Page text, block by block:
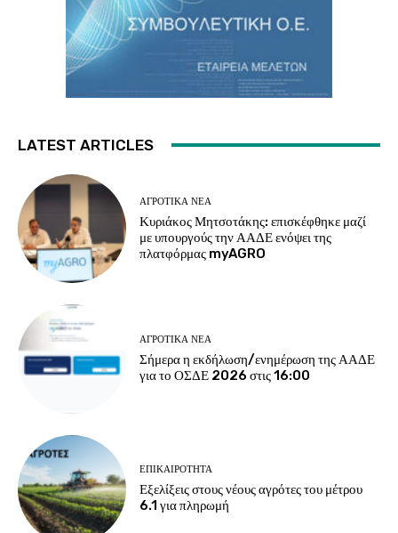
LATEST ARTICLES
ΑΓΡΟΤΙΚΆ ΝΈΑ
Κυριάκος Μητσοτάκης: επισκέφθηκε μαζί
με υπουργούς την ΑΑΔΕ ενόψει της
πλατφόρμας myAGRO
ΑΓΡΟΤΙΚΆ ΝΈΑ
Σήμερα η εκδήλωση/ενημέρωση της ΑΑΔΕ
για το ΟΣΔΕ 2026 στις 16:00
ΕΠΙΚΑΙΡΌΤΗΤΑ
Εξελίξεις στους νέους αγρότες του μέτρου
6.1 για πληρωμή